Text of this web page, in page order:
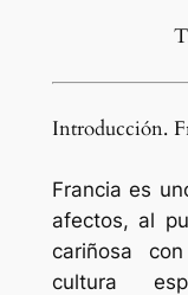
Introducción.
Francia es
afectos, al
cariñosa
cultura